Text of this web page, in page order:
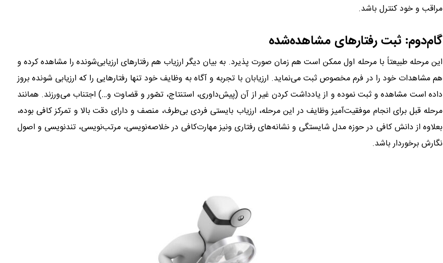
مراقب و خود کنترل باشد.
گام‌دوم: ثبت رفتارهای مشاهده‌شده
این مرحله طبیعتاً با مرحله اول ممکن است هم زمان صورت پذیرد. به بیان دیگر ارزیاب هم رفتارهای ارزیابی‌شونده را مشاهده کرده و
هم مشاهدات خود را در فرم مخصوص ثبت می‌نماید. ارزیابان با تجربه و آگاه به وظایف خود تنها رفتارهایی را که ارزیابی شونده بروز
داده است مشاهده و ثبت نموده و از یادداشت کردن غیر از آن (پیش‌داوری، استنتاج، تصّور و قضاوت و…) اجتناب می‌ورزند. همانند
مرحله قبل برای انجام موفقیت‌آمیز وظایف در این مرحله، ارزیاب بایستی فردی بی‌طرف، منصف و دارای دقت بالا و تمرکز کافی بوده،
بعلاوه از دانش کافی در حوزه مدل شایستگی و نشانه‌های رفتاری ونیز مهارت‌کافی در خلاصه‌نویسی، مرتب‌نویسی، تندنویسی و اصول
نگارش برخوردار باشد.